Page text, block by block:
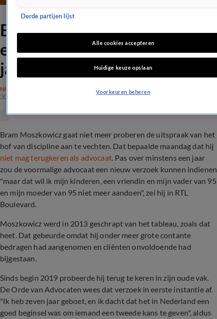
Bram Moszkowicz
emotioneel: 'Ik heb zeven
jaar geboet'
NIEUWS
30 mrt 2020, 20:41
Bram Moszkowicz gaat niet meer proberen de uitspraak van het
hof van discipline aan te vechten. Dat bepaalde maandag dat hij
niet mag terugkeren als advocaat. Pas over minstens een jaar
zou de voormalige advocaat een nieuw verzoek kunnen indienen
"maar dat wil ik mijn kinderen, een vriendin en mijn vader van 95
en mijn moeder van 95 niet meer aandoen", zei hij in RTL
Boulevard.
Moszkowicz werd in 2013 geschrapt van het tableau, zoals dat
heet. Dat gebeurde omdat hij onder meer grote contante
bedragen had aangenomen en cliënten onvoldoende had
bijgestaan.
Sinds begin 2019 probeerde hij terug te keren in zijn oude vak.
De Orde van Advocaten wees dat verzoek in eerste instantie af.
"Ik heb zeven jaar geboet, en ik dacht dat het in Nederland een
goed beginsel was om iemand een tweede kans te geven", aldus
Derde partijen lijst
Alle cookies accepteren
Huidige keuze opslaan
Voorkeuren beheren